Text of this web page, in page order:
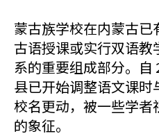
蒙古族学校在内蒙古
古语授课或实行双语
系的重要组成部分。自
县已开始调整语文课
校名更动，被一些学
的象征。